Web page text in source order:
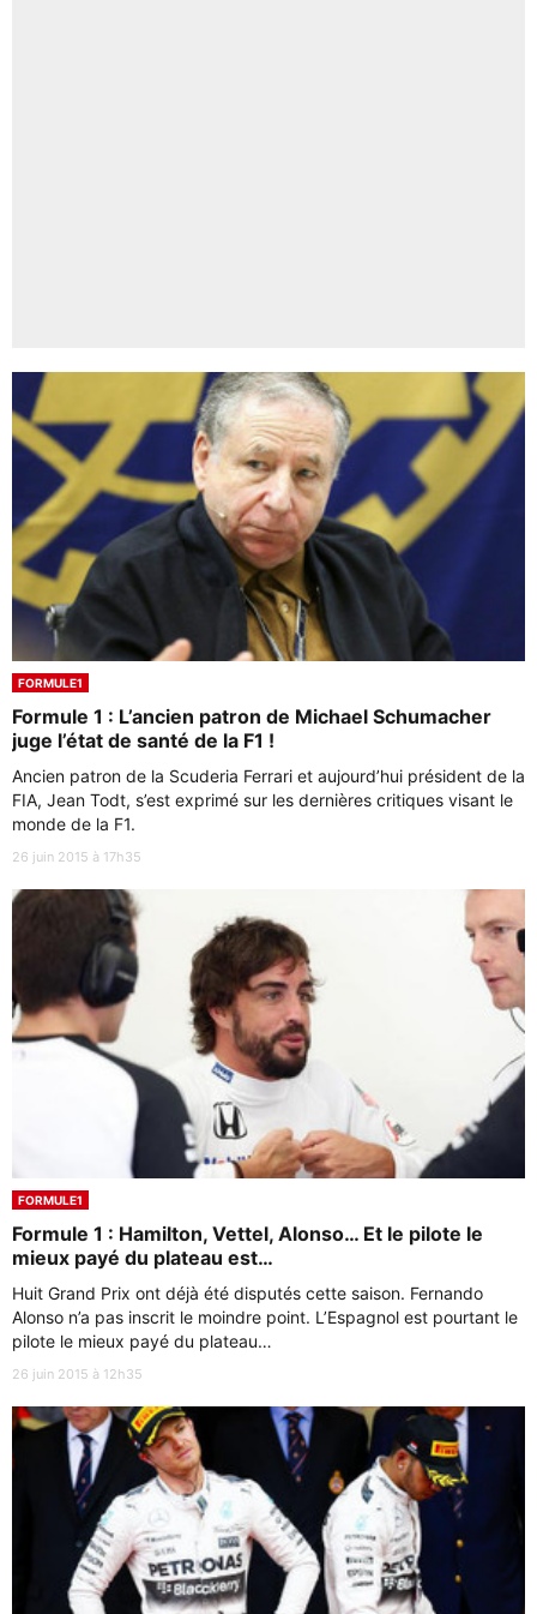
FORMULE1
Formule 1 : L’ancien patron de Michael Schumacher
juge l’état de santé de la F1 !
Ancien patron de la Scuderia Ferrari et aujourd’hui président de la
FIA, Jean Todt, s’est exprimé sur les dernières critiques visant le
monde de la F1.
26 juin 2015 à 17h35
FORMULE1
Formule 1 : Hamilton, Vettel, Alonso… Et le pilote le
mieux payé du plateau est…
Huit Grand Prix ont déjà été disputés cette saison. Fernando
Alonso n’a pas inscrit le moindre point. L’Espagnol est pourtant le
pilote le mieux payé du plateau…
26 juin 2015 à 12h35